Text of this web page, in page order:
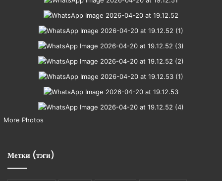
More Photos
Метки (тэги)